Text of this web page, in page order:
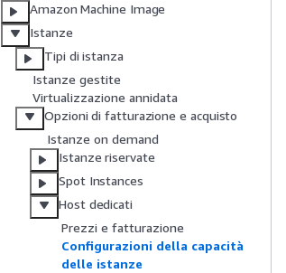
Amazon Machine Image
Istanze
Tipi di istanza
Istanze gestite
Virtualizzazione annidata
Opzioni di fatturazione e acquisto
Istanze on demand
Istanze riservate
Spot Instances
Host dedicati
Prezzi e fatturazione
Configurazioni della capacità
delle istanze